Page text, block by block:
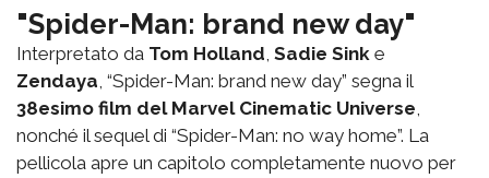
"Spider-Man: brand new day"
Interpretato da Tom Holland, Sadie Sink e
Zendaya, “Spider-Man: brand new day” segna il
38esimo film del Marvel Cinematic Universe,
nonché il sequel di “Spider-Man: no way home”. La
pellicola apre un capitolo completamente nuovo per